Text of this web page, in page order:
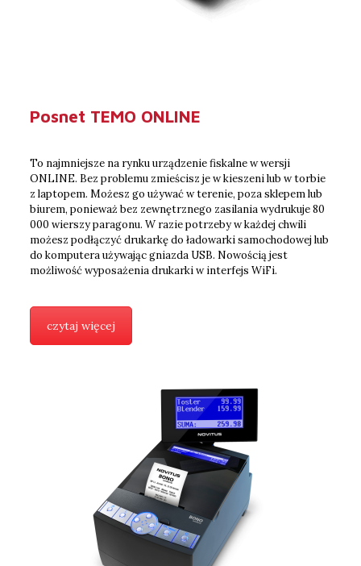
Posnet TEMO ONLINE
To najmniejsze na rynku urządzenie fiskalne w wersji
ONLINE. Bez problemu zmieścisz je w kieszeni lub w torbie
z laptopem. Możesz go używać w terenie, poza sklepem lub
biurem, ponieważ bez zewnętrznego zasilania wydrukuje 80
000 wierszy paragonu. W razie potrzeby w każdej chwili
możesz podłączyć drukarkę do ładowarki samochodowej lub
do komputera używając gniazda USB. Nowością jest
możliwość wyposażenia drukarki w interfejs WiFi.
czytaj więcej